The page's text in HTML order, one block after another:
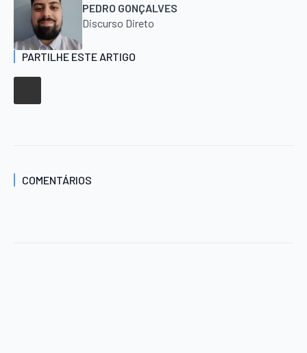
PEDRO GONÇALVES
Discurso Direto
PARTILHE ESTE ARTIGO
COMENTÁRIOS